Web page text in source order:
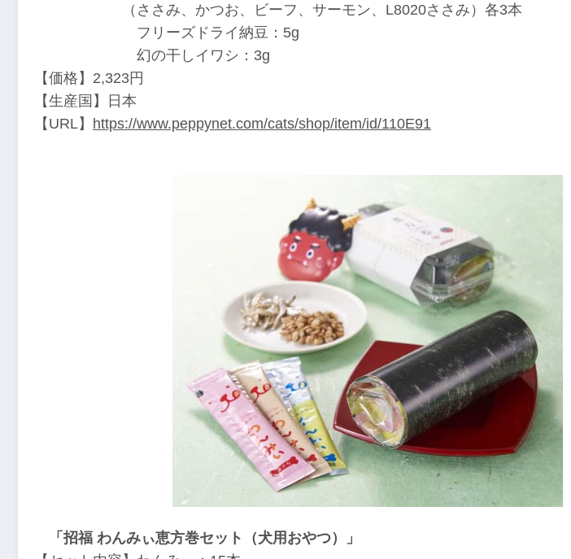
（ささみ、かつお、ビーフ、サーモン、L8020ささみ）各3本
フリーズドライ納豆：5g
幻の干しイワシ：3g
【価格】2,323円
【生産国】日本
【URL】 https://www.peppynet.com/cats/shop/item/id/110E91
「招福 わんみぃ恵方巻セット（犬用おやつ）」